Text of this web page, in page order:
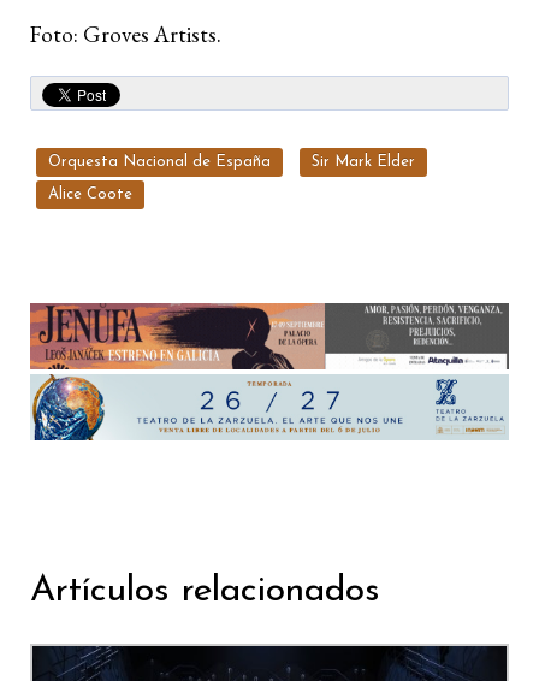
Foto: Groves Artists.
Orquesta Nacional de España Sir Mark Elder
Alice Coote
Artículos relacionados